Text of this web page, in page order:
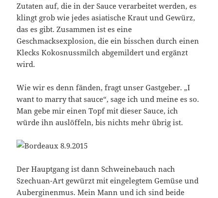
Zutaten auf, die in der Sauce verarbeitet werden, es
klingt grob wie jedes asiatische Kraut und Gewürz,
das es gibt. Zusammen ist es eine
Geschmacksexplosion, die ein bisschen durch einen
Klecks Kokosnussmilch abgemildert und ergänzt
wird.
Wie wir es denn fänden, fragt unser Gastgeber. „I
want to marry that sauce“, sage ich und meine es so.
Man gebe mir einen Topf mit dieser Sauce, ich
würde ihn auslöffeln, bis nichts mehr übrig ist.
Der Hauptgang ist dann Schweinebauch nach
Szechuan-Art gewürzt mit eingelegtem Gemüse und
Auberginenmus. Mein Mann und ich sind beide